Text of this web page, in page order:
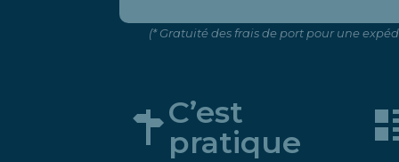
(* Gratuité des frais de port pour une
C’est
pratique